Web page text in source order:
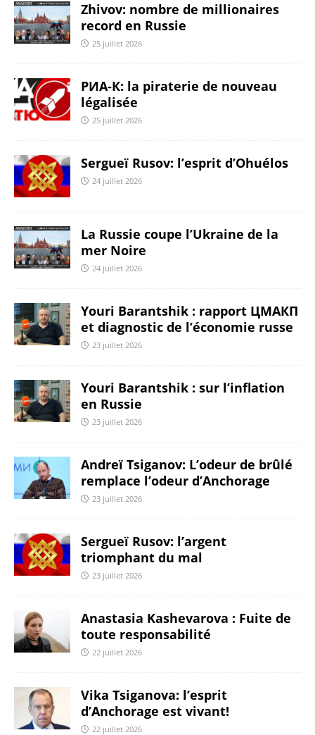
Zhivov: nombre de millionaires
record en Russie
25 juillet 2026
РИА-К: la piraterie de nouveau
légalisée
25 juillet 2026
Sergueï Rusov: l’esprit d’Ohuélos
24 juillet 2026
La Russie coupe l’Ukraine de la
mer Noire
24 juillet 2026
Youri Barantshik : rapport ЦМАКП
et diagnostic de l’économie russe
23 juillet 2026
Youri Barantshik : sur l’inflation
en Russie
23 juillet 2026
Andreï Tsiganov: L’odeur de brûlé
remplace l’odeur d’Anchorage
23 juillet 2026
Sergueï Rusov: l’argent
triomphant du mal
23 juillet 2026
Anastasia Kashevarova : Fuite de
toute responsabilité
22 juillet 2026
Vika Tsiganova: l’esprit
d’Anchorage est vivant!
22 juillet 2026